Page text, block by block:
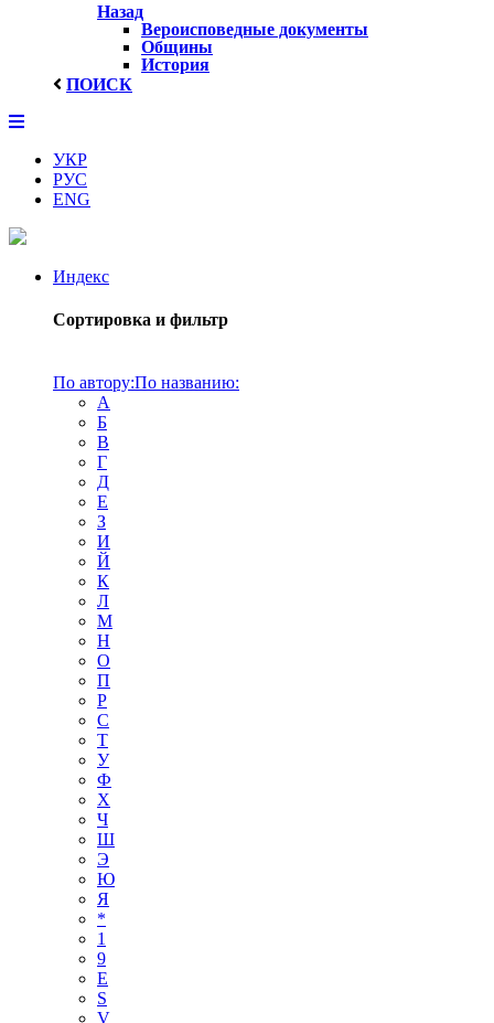
Назад
Вероисповедные документы
Общины
История
ПОИСК
УКР
РУС
ENG
Индекс
Сортировка и фильтр
По автору:По названию:
А
Б
В
Г
Д
Е
З
И
Й
К
Л
М
Н
О
П
Р
С
Т
У
Ф
Х
Ч
Ш
Э
Ю
Я
*
1
9
E
S
V